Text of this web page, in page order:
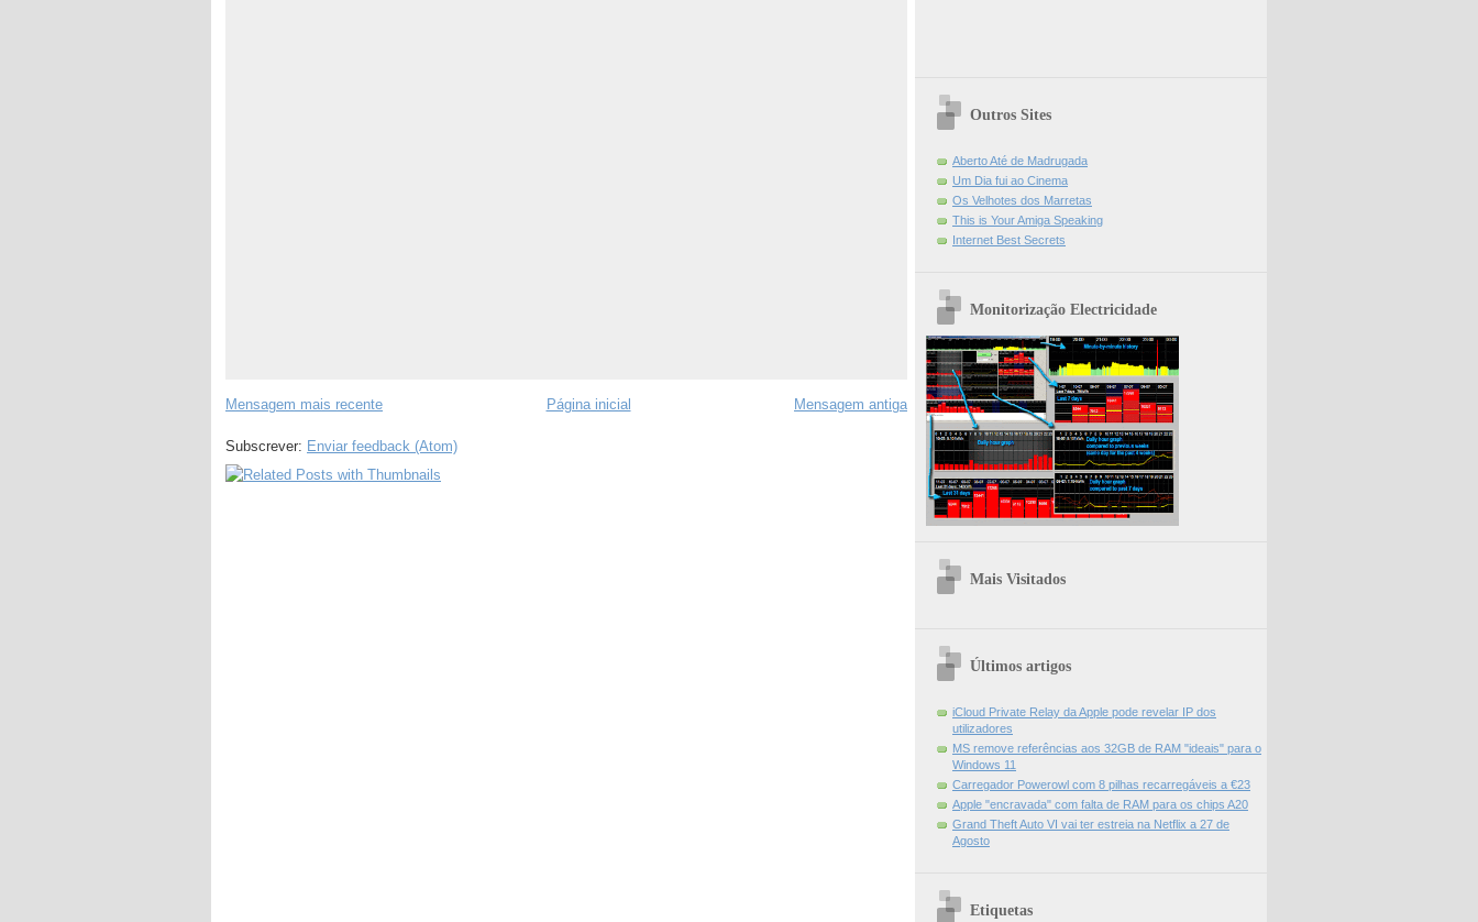
Mensagem mais recente Mensagem antiga
Página inicial
Subscrever: Enviar feedback (Atom)
Outros Sites
Aberto Até de Madrugada
Um Dia fui ao Cinema
Os Velhotes dos Marretas
This is Your Amiga Speaking
Internet Best Secrets
Monitorização Electricidade
Mais Visitados
Últimos artigos
iCloud Private Relay da Apple pode revelar IP dos
utilizadores
MS remove referências aos 32GB de RAM "ideais" para o
Windows 11
Carregador Powerowl com 8 pilhas recarregáveis a €23
Apple "encravada" com falta de RAM para os chips A20
Grand Theft Auto VI vai ter estreia na Netflix a 27 de
Agosto
Etiquetas